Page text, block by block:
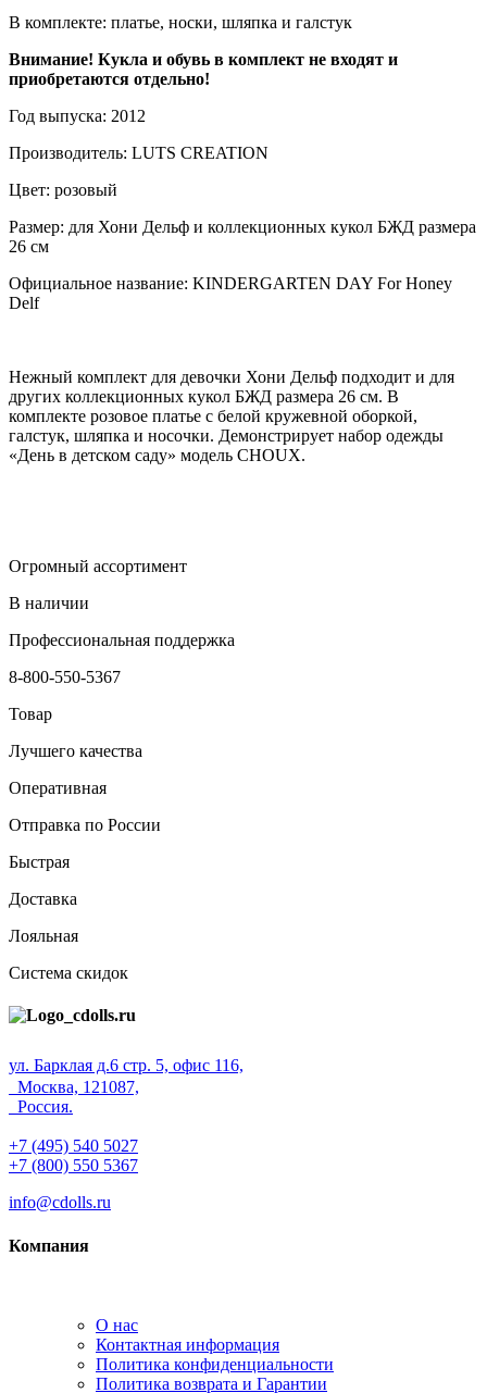
В комплекте: платье, носки, шляпка и галстук
Внимание! Кукла и обувь в комплект не входят и
приобретаются отдельно!
Год выпуска: 2012
Производитель: LUTS CREATION
Цвет: розовый
Размер: для Хони Дельф и коллекционных кукол БЖД размера
26 см
Официальное название: KINDERGARTEN DAY For Honey
Delf
Нежный комплект для девочки Хони Дельф подходит и для
других коллекционных кукол БЖД размера 26 см. В
комплекте розовое платье с белой кружевной оборкой,
галстук, шляпка и носочки. Демонстрирует набор одежды
«День в детском саду» модель CHOUX.
Огромный ассортимент
В наличии
Профессиональная поддержка
8-800-550-5367
Товар
Лучшего качества
Оперативная
Отправка по России
Быстрая
Доставка
Лояльная
Система скидок
ул. Барклая д.6 стр. 5, офис 116,
Москва, 121087,
Россия.
+7 (495) 540 5027
+7 (800) 550 5367
info@cdolls.ru
Компания
О нас
Контактная информация
Политика конфиденциальности
Политика возврата и Гарантии